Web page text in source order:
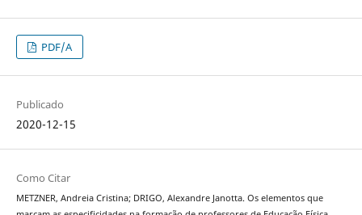
PDF/A
Publicado
2020-12-15
Como Citar
METZNER, Andreia Cristina; DRIGO, Alexandre Janotta. Os elementos que